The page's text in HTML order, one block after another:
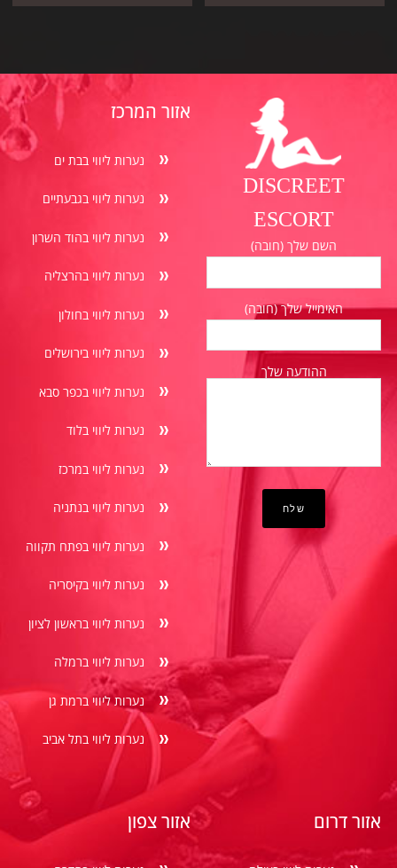
DISCREET
ESCORT
השם שלך (חובה)
האימייל שלך (חובה)
ההודעה שלך
אזור המרכז
נערות ליווי בבת ים
נערות ליווי בגבעתיים
נערות ליווי בהוד השרון
נערות ליווי בהרצליה
נערות ליווי בחולון
נערות ליווי בירושלים
נערות ליווי בכפר סבא
נערות ליווי בלוד
נערות ליווי במרכז
נערות ליווי בנתניה
נערות ליווי בפתח תקווה
נערות ליווי בקיסריה
נערות ליווי בראשון לציון
נערות ליווי ברמלה
נערות ליווי ברמת גן
נערות ליווי בתל אביב
אזור דרום אזור צפון